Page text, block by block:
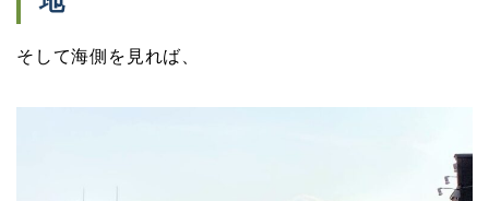
そして海側を見れば、